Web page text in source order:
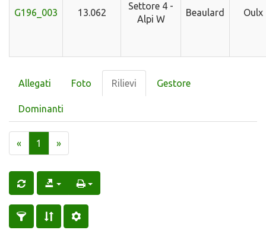
G196_003 13.062
Settore 4 -
Alpi W
Beaulard Oulx
Allegati Foto Rilievi Gestore
Dominanti
« 1 »